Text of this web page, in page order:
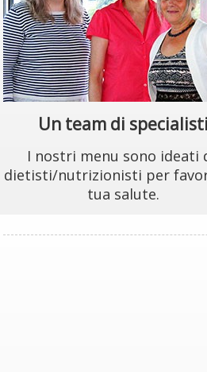
Un team di specialisti
I nostri menu sono ideati
dietisti/nutrizionisti per
tua salute.